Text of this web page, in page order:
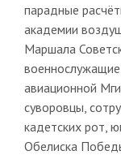
парадные
академии
Маршала
авиационной
суворовцы,
кадетских рот,
Обелиска